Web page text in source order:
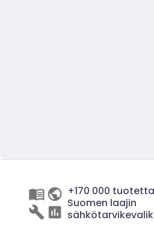
+170 000 tuotetta
Suomen laajin